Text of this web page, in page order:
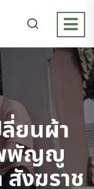
ยนผ้า
พัญญู
สังฆราช